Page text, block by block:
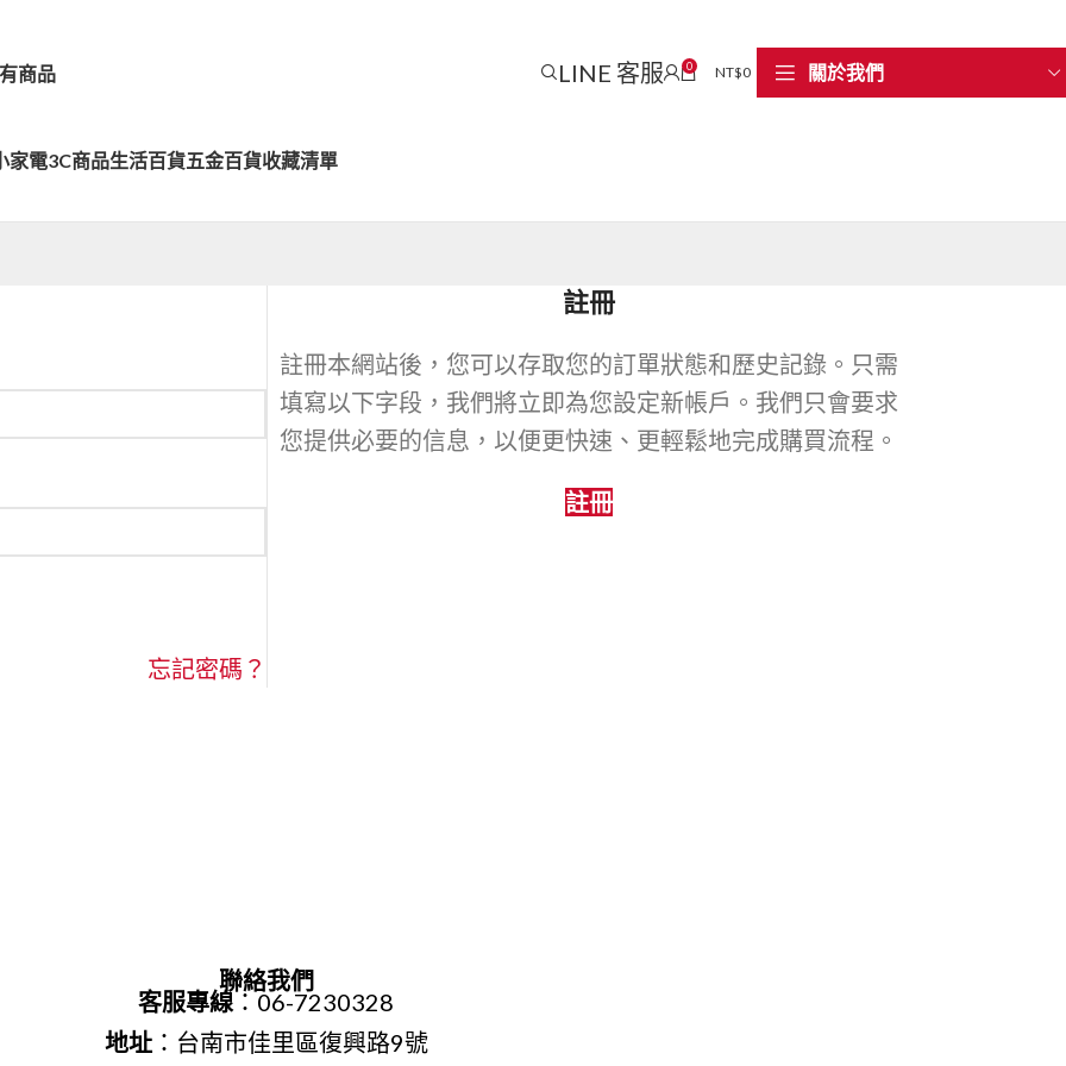
商品 LINE 客服 0 NT$0 關於我們
家電3C商品生活百貨五金百貨收藏清單
忘記密碼？
註冊
註冊本網站後，您可以存取您的訂單狀態和歷史記錄。只需
填寫以下字段，我們將立即為您設定新帳戶。我們只會要求
您提供必要的信息，以便更快速、更輕鬆地完成購買流程。
註冊
聯絡我們
客服專線：06-7230328
地址：台南市佳里區復興路9號